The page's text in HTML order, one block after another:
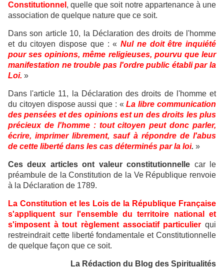
Constitutionnel , quelle que soit notre appartenance à une
association de quelque nature que ce soit.
Dans son article 10, la Déclaration des droits de l'homme
et du citoyen dispose que : «Nul ne doit être inquiété
pour ses opinions, même religieuses, pourvu que leur
manifestation ne trouble pas l'ordre public établi par la
Loi. »
Dans l'article 11, la Déclaration des droits de l'homme et
du citoyen dispose aussi que : «La libre communication
des pensées et des opinions est un des droits les plus
précieux de l'homme : tout citoyen peut donc parler,
écrire, imprimer librement, sauf à répondre de l'abus
de cette liberté dans les cas déterminés par la loi. »
Ces deux articles ont valeur constitutionnelle car le
préambule de la Constitution de la Ve République renvoie
à la Déclaration de 1789.
La Constitution et les Lois de la République Française
s'appliquent sur l'ensemble du territoire national et
s'imposent à tout règlement associatif particulier qui
restreindrait cette liberté fondamentale et Constitutionnelle
de quelque façon que ce soit.
La Rédaction du Blog des Spiritualités